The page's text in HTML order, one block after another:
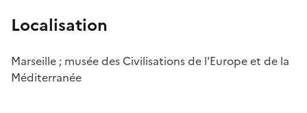
Localisation
Marseille ; musée des Civilisations de l'Europe et de la
Méditerranée